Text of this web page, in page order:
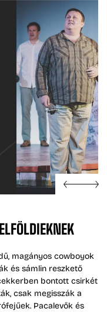
magányos cowboyok
és sámlin reszkető
bontott csirkét
csak megisszák a
Pacalevők és